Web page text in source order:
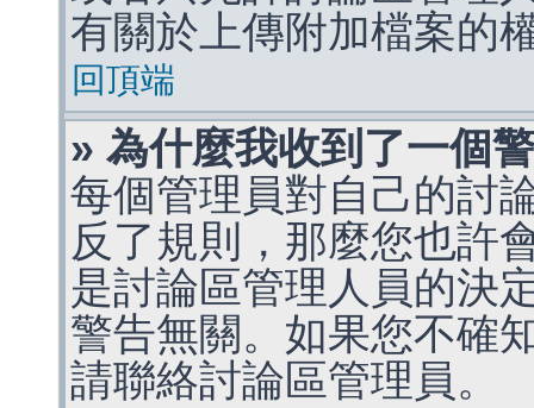
有關於上傳附加檔案的
回頂端
» 為什麼我收到了一個
每個管理員對自己的討
反了規則，那麼您也許
是討論區管理人員的決
警告無關。如果您不確
請聯絡討論區管理員。